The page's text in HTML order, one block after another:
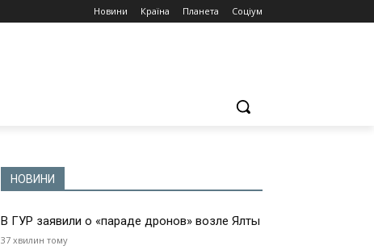
Новини Країна Планета Соціум
НОВИНИ
В ГУР заявили о «параде дронов» возле Ялты
37 хвилин тому